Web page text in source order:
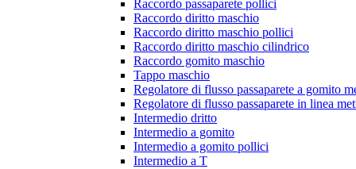
Raccordo passaparete pollici
Raccordo diritto maschio
Raccordo diritto maschio pollici
Raccordo diritto maschio cilindrico
Raccordo gomito maschio
Tappo maschio
Regolatore di flusso passaparete a gomito
Regolatore di flusso passaparete in linea
Intermedio dritto
Intermedio a gomito
Intermedio a gomito pollici
Intermedio a T